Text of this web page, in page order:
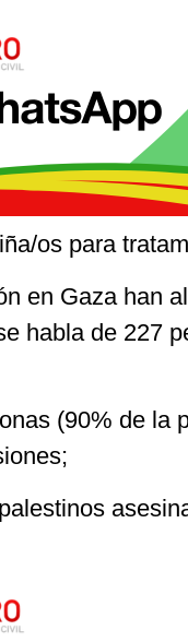
os para
en Gaza han
habla de 227
(90% de la